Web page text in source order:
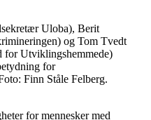
Uloba), Berit
og Tom Tvedt
for Utviklingshemmede)
for
Finn Ståle Felberg.
for mennesker med